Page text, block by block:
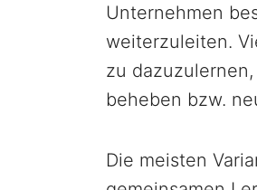
Unternehmen
weiterzuleiten.
zu
beheben bzw.
Die meisten